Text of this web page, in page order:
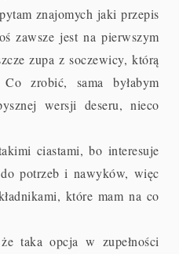
znajomych jaki przepis
zawsze jest na pierwszym
zupa z soczewicy, którą
zrobić, sama byłabym
wersji deseru, nieco
ciastami, bo interesuje
potrzeb i nawyków, więc
które mam na co
taka opcja w zupełności